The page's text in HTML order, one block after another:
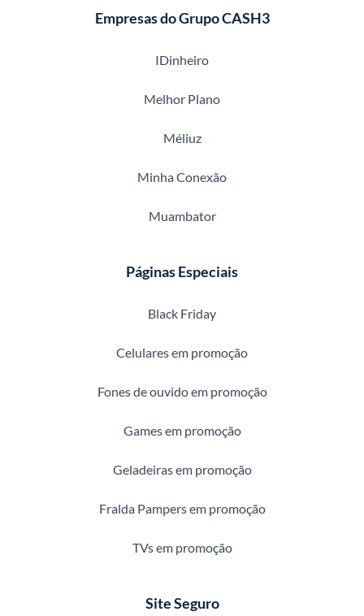
Empresas do Grupo CASH3
IDinheiro
Melhor Plano
Méliuz
Minha Conexão
Muambator
Páginas Especiais
Black Friday
Celulares em promoção
Fones de ouvido em promoção
Games em promoção
Geladeiras em promoção
Fralda Pampers em promoção
TVs em promoção
Site Seguro